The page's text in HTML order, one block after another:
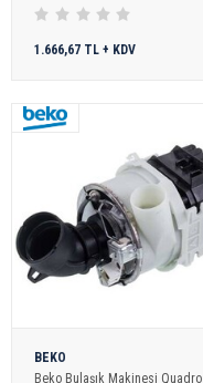
1.666,67 TL + KDV
BEKO
Beko Bulaşık Makinesi Quadro